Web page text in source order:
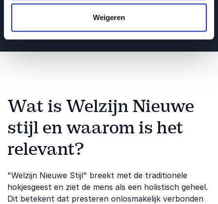
Weigeren
Wat is Welzijn Nieuwe
stijl en waarom is het
relevant?
"Welzijn Nieuwe Stijl" breekt met de traditionele
hokjesgeest en ziet de mens als een holistisch geheel.
Dit betekent dat presteren onlosmakelijk verbonden